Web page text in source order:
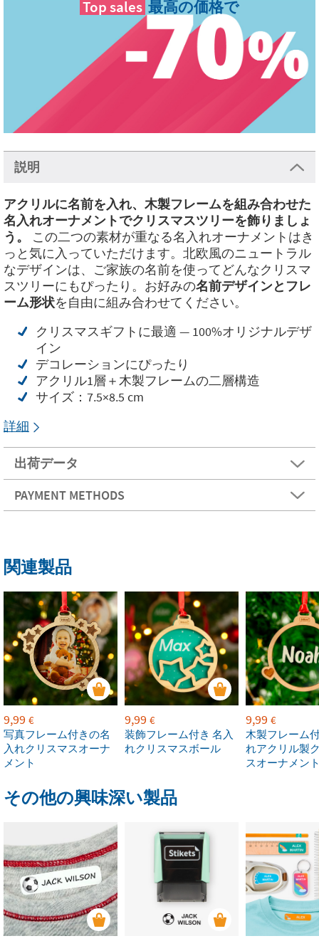
Top sales 最高の価格で
説明
アクリルに名前を入れ、木製フレームを組み合わせた
名入れオーナメントでクリスマスツリーを飾りましょ
う。
この二つの素材が重なる名入れオーナメントはき
っと気に入っていただけます。北欧風のニュートラル
なデザインは、ご家族の名前を使ってどんなクリスマ
スツリーにもぴったり。お好みの名前デザインとフレ
ーム形状を自由に組み合わせてください。
クリスマスギフトに最適 — 100%オリジナルデザ
イン
デコレーションにぴったり
アクリル1層＋木製フレームの二層構造
サイズ：7.5×8.5 cm
詳細
出荷データ
PAYMENT METHODS
関連製品
9,99 €
写真フレーム付きの名
入れクリスマスオーナ
メント
9,99 €
装飾フレーム付き 名入
れクリスマスボール
9,99 €
木製フレーム
れアクリル製
スオーナメン
その他の興味深い製品